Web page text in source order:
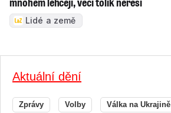
Lidé a země
Aktuální dění
Zprávy Volby Válka na Ukrajině